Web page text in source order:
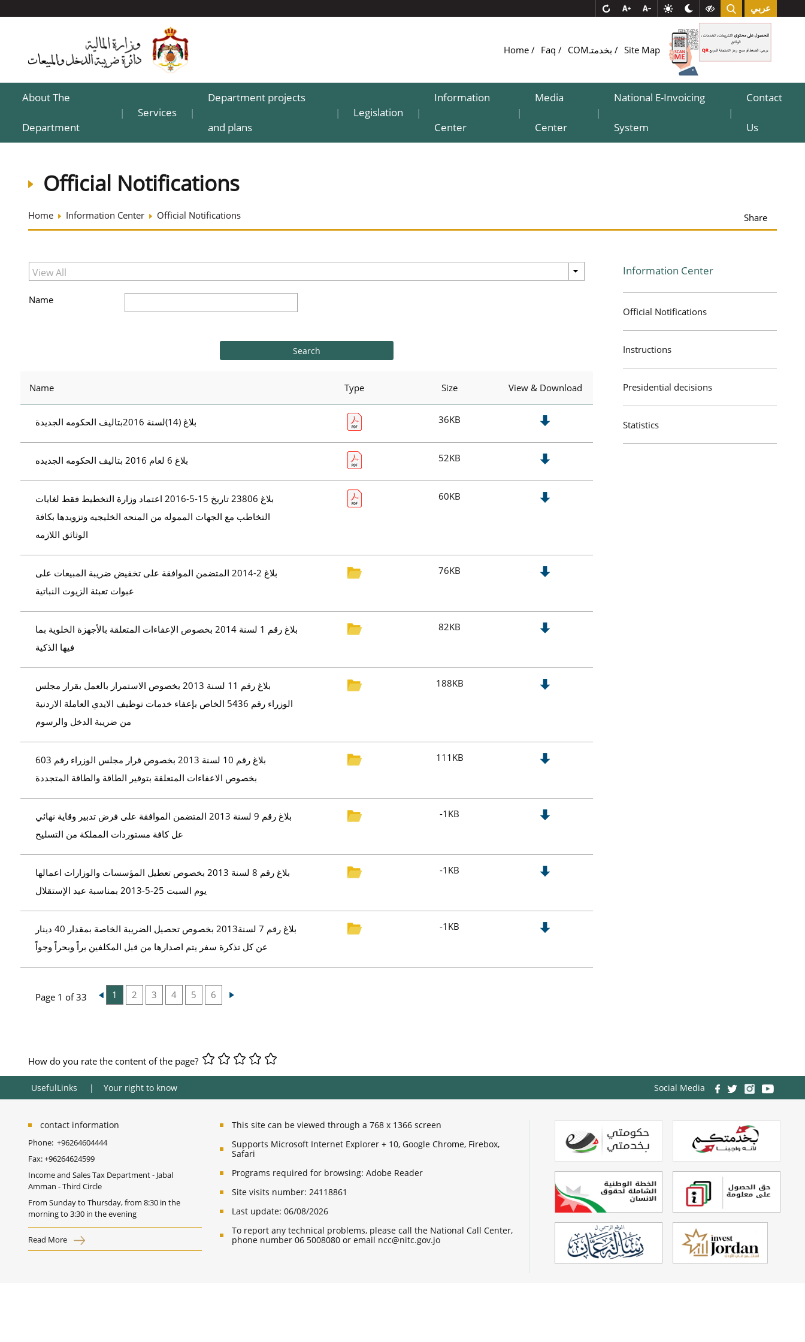
عربي
Home Faq Site Map
About The
Department
| Services |
Department projects
and plans
| Legislation |
Information
Center
|
Media
Center
|
National E-Invoicing
System
|
Contact
Us
Official Notifications
Home Information Center Official Notifications Share
Name
Name Type Size View & Download
بلاغ (14)لسنة 2016بتاليف الحكومه الجديدة 36KB
بلاغ 6 لعام 2016 بتاليف الحكومه الجديده 52KB
بلاغ 23806 تاريخ 15-5-2016 اعتماد وزارة التخطيط فقط لغايات
التخاطب مع الجهات المموله من المنحه الخليجيه وتزويدها بكافة
الوثائق اللازمه
60KB
بلاغ 2-2014 المتضمن الموافقة على تخفيض ضريبة المبيعات على
عبوات تعبئة الزيوت النباتية
76KB
بلاغ رقم 1 لسنة 2014 بخصوص الإعفاءات المتعلقة بالأجهزة الخلوية بما
فيها الذكية
82KB
بلاغ رقم 11 لسنة 2013 بخصوص الاستمرار بالعمل بقرار مجلس
الوزراء رقم 5436 الخاص بإعفاء خدمات توظيف الايدي العاملة الاردنية
من ضريبة الدخل والرسوم
188KB
بلاغ رقم 10 لسنة 2013 بخصوص قرار مجلس الوزراء رقم 603
بخصوص الاعفاءات المتعلقة بتوقير الطاقة والطاقة المتجددة
111KB
بلاغ رقم 9 لسنة 2013 المتضمن الموافقة على فرض تدبير وقاية نهائي
عل كافة مستوردات المملكة من التسليح
-1KB
بلاغ رقم 8 لسنة 2013 بخصوص تعطيل المؤسسات والوزارات اعمالها
يوم السبت 25-5-2013 بمناسبة عيد الإستقلال
-1KB
بلاغ رقم 7 لسنة2013 بخصوص تحصيل الضريبة الخاصة بمقدار 40 دينار
عن كل تذكرة سفر يتم اصدارها من قبل المكلفين براً وبحراً وجواً
-1KB
Page 1 of 33 1 2 3 4 5 6
Information Center
Official Notifications
Instructions
Presidential decisions
Statistics
How do you rate the content of the page?
UsefulLinks Your right to know Social Media
contact information
Phone: +96264604444
Fax:+96264624599
Income and Sales Tax Department - Jabal
Amman - Third Circle
From Sunday to Thursday, from 8:30 in the
morning to 3:30 in the evening
Read More
This site can be viewed through a 768 x 1366 screen
Supports Microsoft Internet Explorer + 10, Google Chrome, Firebox,
Safari
Programs required for browsing: Adobe Reader
Site visits number: 24118861
Last update: 06/08/2026
To report any technical problems, please call the National Call Center,
phone number 06 5008080 or email ncc@nitc.gov.jo